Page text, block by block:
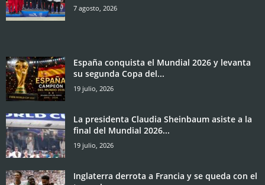
7 agosto, 2026
España conquista el Mundial 2026 y levanta
su segunda Copa del...
19 julio, 2026
La presidenta Claudia Sheinbaum asiste a la
final del Mundial 2026...
19 julio, 2026
Inglaterra derrota a Francia y se queda con el